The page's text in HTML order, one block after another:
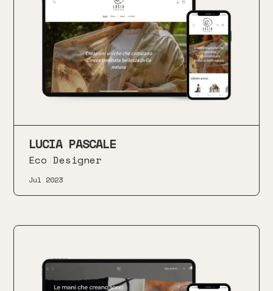
LUCIA PASCALE
Eco Designer
Jul 2023